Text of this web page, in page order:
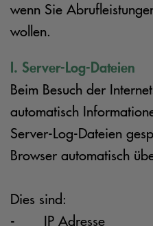
wenn Sie
wollen.
I. Server-Log-Dateien
Beim Besuch der
automatisch
Server-Log-Dateien
Browser automatisch
Dies sind:
- IP Adresse